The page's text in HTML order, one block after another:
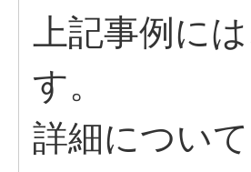
上記事例に
す。
詳細につい